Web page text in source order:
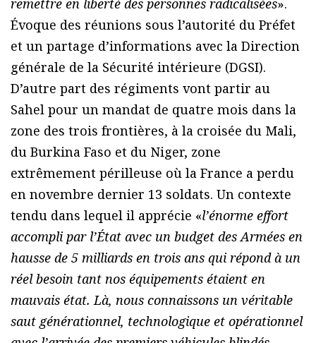
remettre en liberté des personnes radicalisées».
Évoque des réunions sous l’autorité du Préfet
et un partage d’informations avec la Direction
générale de la Sécurité intérieure (DGSI).
D’autre part des régiments vont partir au
Sahel pour un mandat de quatre mois dans la
zone des trois frontières, à la croisée du Mali,
du Burkina Faso et du Niger, zone
extrêmement périlleuse où la France a perdu
en novembre dernier 13 soldats. Un contexte
tendu dans lequel il apprécie «l’énorme effort
accompli par l’État avec un budget des Armées en
hausse de 5 milliards en trois ans qui répond à un
réel besoin tant nos équipements étaient en
mauvais état. Là, nous connaissons un véritable
saut générationnel, technologique et opérationnel